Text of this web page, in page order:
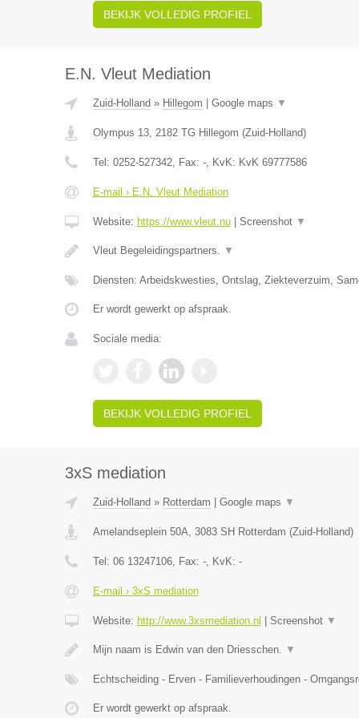
BEKIJK VOLLEDIG PROFIEL
E.N. Vleut Mediation
Zuid-Holland » Hillegom Google maps ▼
Olympus 13, 2182 TG Hillegom (Zuid-Holland)
Tel: 0252-527342, Fax: -, KvK: KvK 69777586
E-mail › E.N. Vleut Mediation
Website: https://www.vleut.nu| Screenshot ▼
Vleut Begeleidingspartners. ▼
Diensten: Arbeidskwesties, Ontslag, Ziekteverzuim,
Er wordt gewerkt op afspraak.
Sociale media:
BEKIJK VOLLEDIG PROFIEL
3xS mediation
Zuid-Holland » Rotterdam Google maps ▼
Amelandseplein 50A, 3083 SH Rotterdam (Zuid-Holland)
Tel: 06 13247106, Fax: -, KvK: -
E-mail › 3xS mediation
Website: http://www.3xsmediation.nl Screenshot ▼
Mijn naam is Edwin van den Driesschen. ▼
Echtscheiding - Erven - Familieverhoudingen -
Er wordt gewerkt op afspraak.